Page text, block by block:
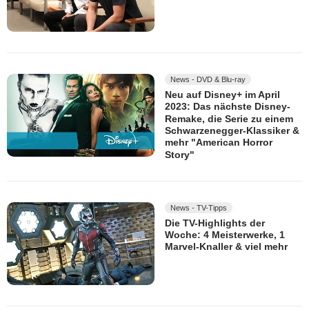
News - DVD & Blu-ray
Neu auf Disney+ im April
2023: Das nächste Disney-
Remake, die Serie zu einem
Schwarzenegger-Klassiker &
mehr "American Horror
Story"
News - TV-Tipps
Die TV-Highlights der
Woche: 4 Meisterwerke, 1
Marvel-Knaller & viel mehr